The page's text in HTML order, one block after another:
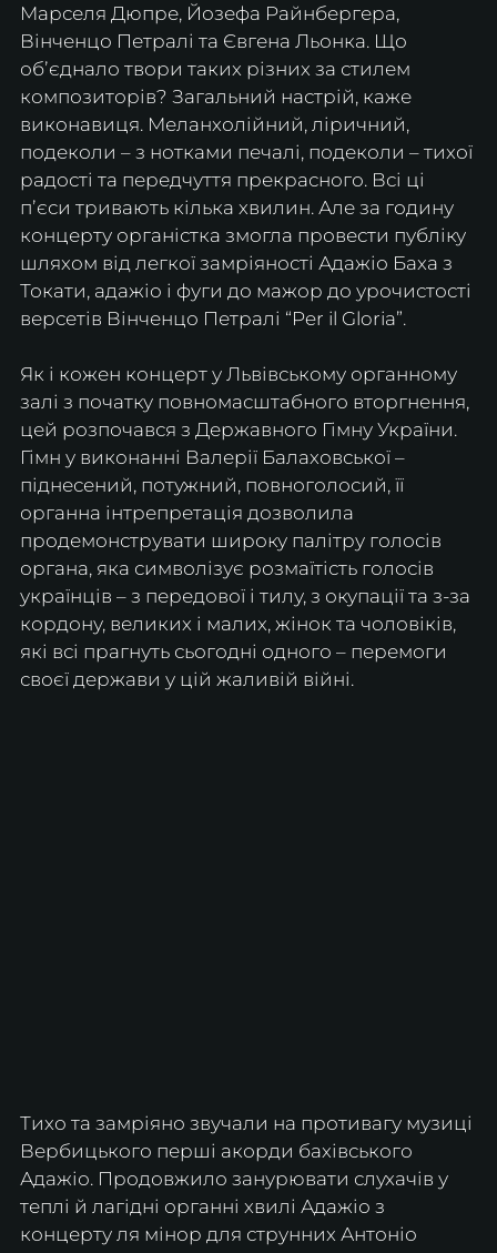
Марселя Дюпре, Йозефа Райнбергера,
Вінченцо Петралі та Євгена Льонка. Що
обʼєднало твори таких різних за стилем
композиторів? Загальний настрій, каже
виконавиця. Меланхолійний, ліричний,
подеколи – з нотками печалі, подеколи – тихої
радості та передчуття прекрасного. Всі ці
пʼєси тривають кілька хвилин. Але за годину
концерту органістка змогла провести публіку
шляхом від легкої замріяності Адажіо Баха з
Токати, адажіо і фуги до мажор до урочистості
версетів Вінченцо Петралі “Per il Gloria”.
Як і кожен концерт у Львівському органному
залі з початку повномасштабного вторгнення,
цей розпочався з Державного Гімну України.
Гімн у виконанні Валерії Балаховської –
піднесений, потужний, повноголосий, її
органна інтрепретація дозволила
продемонструвати широку палітру голосів
органа, яка символізує розмаїтість голосів
українців – з передової і тилу, з окупації та з-за
кордону, великих і малих, жінок та чоловіків,
які всі прагнуть сьогодні одного – перемоги
своєї держави у цій жаливій війні.
Тихо та замріяно звучали на противагу музиці
Вербицького перші акорди бахівського
Адажіо. Продовжило занурювати слухачів у
теплі й лагідні органні хвилі Адажіо з
концерту ля мінор для струнних Антоніо